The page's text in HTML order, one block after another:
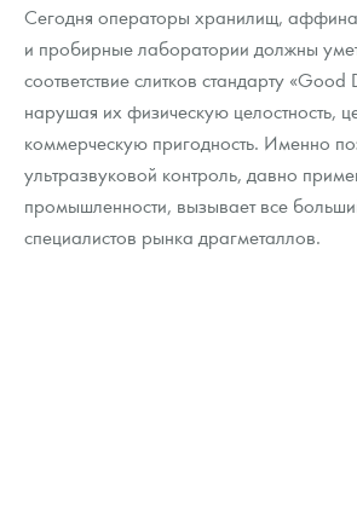
Ювелирные изделия
Русская нумизматика
Золотая карманная галерея
Наборы подарочных и коллекционных монет
Монеты и жетоны из недрагоценных металлов
Положение по обработке и защите
Сегодня операторы хранилищ,
и пробирные лаборатории должны
соответствие слитков стандарту «Good
нарушая их физическую целостность,
коммерческую пригодность. Именно
ультразвуковой контроль, давно
промышленности, вызывает все
специалистов рынка драгметаллов.